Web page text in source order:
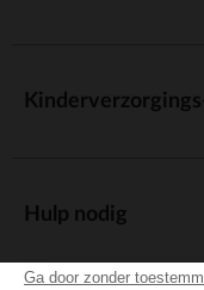
Ga door zonder
Hulp nodig